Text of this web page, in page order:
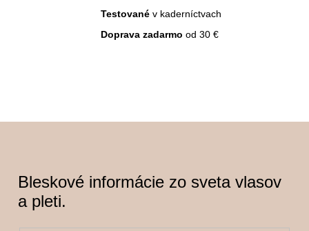
Testované v kaderníctvach
Doprava zadarmo od 30 €
Bleskové informácie zo sveta vlasov
a pleti.